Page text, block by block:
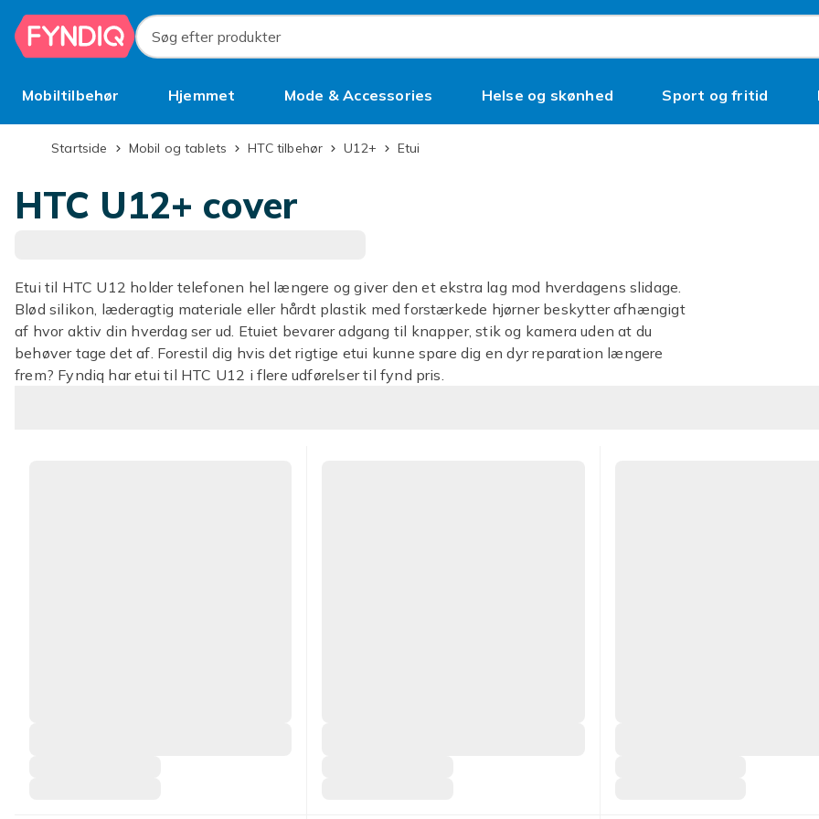
Spring til hovedindhold
Søg efter produkter
Mobiltilbehør Hjemmet Mode & Accessories Helse og skønhed Sport og fritid
BrugtStartside Mobil og tablets HTC tilbehør U12+ Etui
HTC U12+ cover
Etui til HTC U12 holder telefonen hel længere og giver den et ekstra lag mod hverdagens slidage.
Blød silikon, læderagtig materiale eller hårdt plastik med forstærkede hjørner beskytter afhængigt
af hvor aktiv din hverdag ser ud. Etuiet bevarer adgang til knapper, stik og kamera uden at du
behøver tage det af. Forestil dig hvis det rigtige etui kunne spare dig en dyr reparation længere
frem? Fyndiq har etui til HTC U12 i flere udførelser til fynd pris.